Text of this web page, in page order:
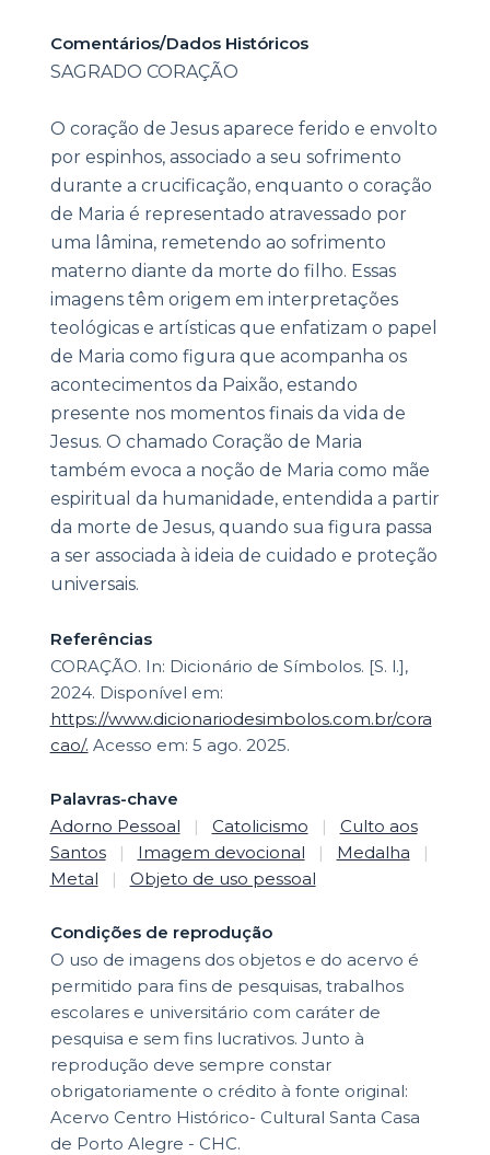
Comentários/Dados Históricos
SAGRADO CORAÇÃO
O coração de Jesus aparece ferido e envolto
por espinhos, associado a seu sofrimento
durante a crucificação, enquanto o coração
de Maria é representado atravessado por
uma lâmina, remetendo ao sofrimento
materno diante da morte do filho. Essas
imagens têm origem em interpretações
teológicas e artísticas que enfatizam o papel
de Maria como figura que acompanha os
acontecimentos da Paixão, estando
presente nos momentos finais da vida de
Jesus. O chamado Coração de Maria
também evoca a noção de Maria como mãe
espiritual da humanidade, entendida a partir
da morte de Jesus, quando sua figura passa
a ser associada à ideia de cuidado e proteção
universais.
Referências
CORAÇÃO. In: Dicionário de Símbolos. [S. l.],
2024. Disponível em:
https://www.dicionariodesimbolos.com.br/cora
cao/. Acesso em: 5 ago. 2025.
Palavras-chave
Adorno Pessoal
| Catolicismo |
Culto aos
Santos
| Imagem devocional | Medalha
|
Metal
| Objeto de uso pessoal
Condições de reprodução
O uso de imagens dos objetos e do acervo é
permitido para fins de pesquisas, trabalhos
escolares e universitário com caráter de
pesquisa e sem fins lucrativos. Junto à
reprodução deve sempre constar
obrigatoriamente o crédito à fonte original:
Acervo Centro Histórico- Cultural Santa Casa
de Porto Alegre - CHC.